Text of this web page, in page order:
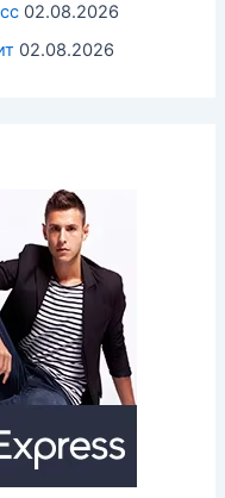
02.08.2026
02.08.2026